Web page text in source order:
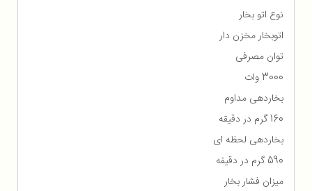
نوع اتو بخار
اتوبخار مخزن دار
توان مصرفی
3000 وات
بخاردهی مداوم
160 گرم در دقیقه
بخاردهی لحظه ای
590 گرم در دقیقه
میزان فشار بخار